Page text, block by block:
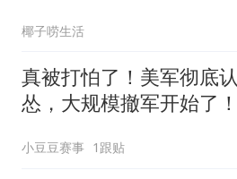
椰子唠生活
真被打怕了！美军彻底认
怂，大规模撤军开始了！
小豆豆赛事 1跟贴